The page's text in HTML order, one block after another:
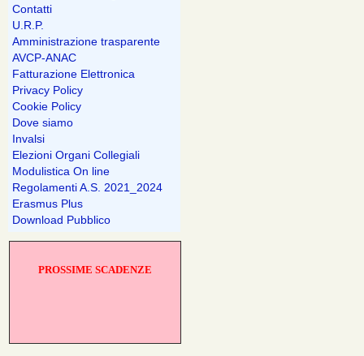
Contatti
U.R.P.
Amministrazione trasparente
AVCP-ANAC
Fatturazione Elettronica
Privacy Policy
Cookie Policy
Dove siamo
Invalsi
Elezioni Organi Collegiali
Modulistica On line
Regolamenti A.S. 2021_2024
Erasmus Plus
Download Pubblico
PROSSIME SCADENZE